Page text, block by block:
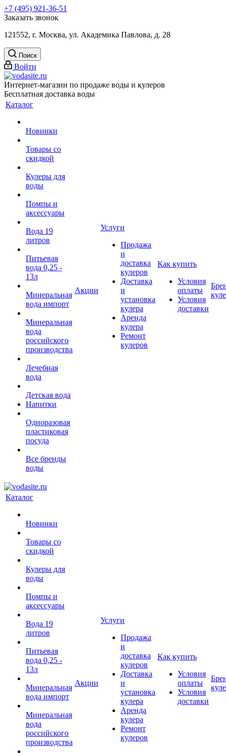
+7 (495) 921-36-51
Заказать звонок
121552, г. Москва, ул. Академика Павлова, д. 28
Поиск
Войти
Интернет-магазин по продаже воды и кулеров
Бесплатная доставка воды
Каталог
Новинки
Товары со
скидкой
Кулеры для
воды
Помпы и
аксессуары
Вода 19
литров
Питьевая
вода 0,25 -
13л
Минеральная
вода импорт
Минеральная
вода
российского
производства
Лечебная
вода
Детская вода
Напитки
Одноразовая
пластиковая
посуда
Все бренды
воды
Акции
Услуги
Продажа
и
доставка
кулеров
Доставка
и
установка
кулера
Аренда
кулера
Ремонт
кулеров
Как купить
Условия
оплаты
Условия
доставки
Каталог
Новинки
Товары со
скидкой
Кулеры для
воды
Помпы и
аксессуары
Вода 19
литров
Питьевая
вода 0,25 -
13л
Минеральная
вода импорт
Минеральная
вода
российского
производства
Акции
Услуги
Продажа
и
доставка
кулеров
Доставка
и
установка
кулера
Аренда
кулера
Ремонт
кулеров
Как купить
Условия
оплаты
Условия
доставки